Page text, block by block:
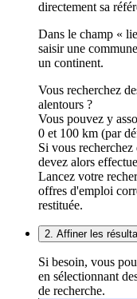
directement sa
Dans le champ «
saisir une
un continent.
Vous recherchez
alentours ?
Vous pouvez y
0 et 100 km (par
Si vous
devez alors
Lancez votre
offres d'emploi
restituée.
2. Affiner les
Si besoin, vous
en sélectionnant
de recherche.